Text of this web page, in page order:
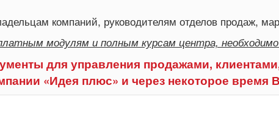
компаний, руководителям отделов продаж,
модулям и полным курсам центра,
для управления продажами,
«Идея плюс» и через некоторое время